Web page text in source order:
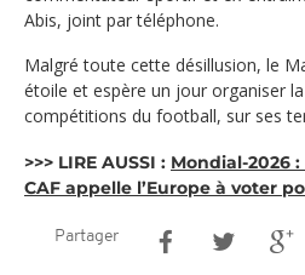
Abis, joint par téléphone.
Malgré toute cette désillusion, le
étoile et espère un jour organiser
compétitions du football, sur ses
>>> LIRE AUSSI : Mondial-2026
CAF appelle l’Europe à voter
Partager